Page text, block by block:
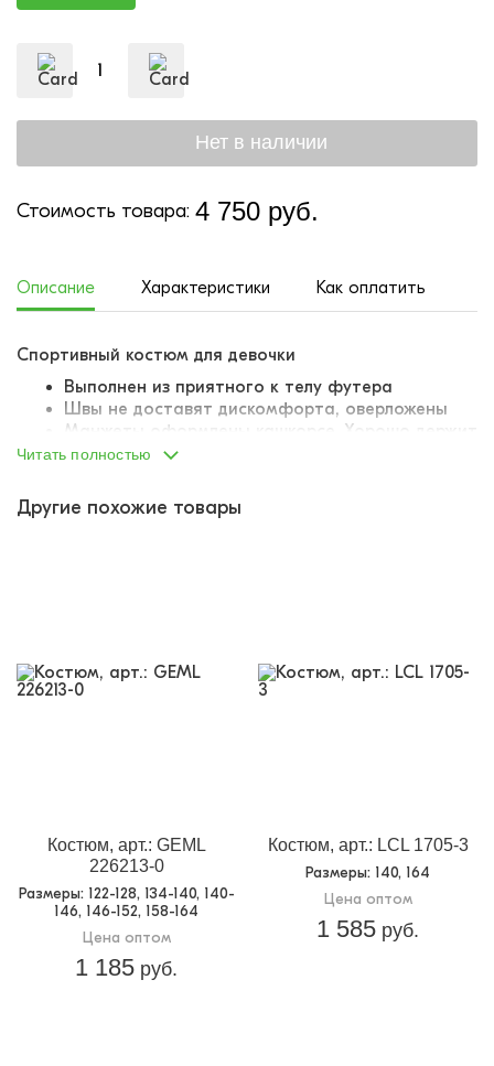
Стоимость товара: 4 750 руб.
Описание Характеристики Как оплатить
Спортивный костюм для девочки
Выполнен из приятного к телу футера
Швы не доставят дискомфорта, оверложены
Манжеты оформлены кашкорсе. Хорошо держит
форму
Нижний край на кулиске с утягивающим
школьников и подростков, а потому такие костюмы
будут востребованы в любом магазине. Их можно
носить на физкультуру и на прогулку на улицу.
Читать полностью
Другие похожие товары
Костюм, арт.: GEML
226213-0
Размеры: 122-128, 134-140, 140-
146, 146-152, 158-164
Цена оптом
1 185 руб.
Костюм, арт.: LCL 1705-3
Размеры: 140, 164
Цена оптом
1 585 руб.